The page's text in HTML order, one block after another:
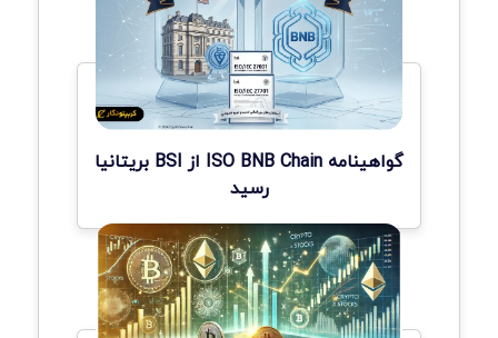
گواهینامه ISO BNB Chain از BSI بریتانیا
رسید